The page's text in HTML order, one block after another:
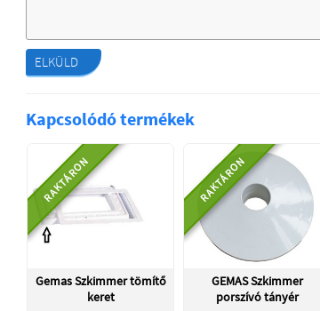
ELKÜLD
Kapcsolódó termékek
RAKTÁRON
Gemas Szkimmer tömítő
keret
RAKTÁRON
GEMAS Szkimmer
porszívó tányér